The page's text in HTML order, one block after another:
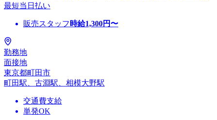
最短当日払い
販売スタッフ 時給1,300円〜
勤務地
面接地
東京都町田市
町田駅、古淵駅、相模大野駅
交通費支給
単発OK